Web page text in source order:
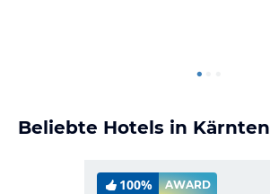
Beliebte Hotels in Kärnten
100% AWARD